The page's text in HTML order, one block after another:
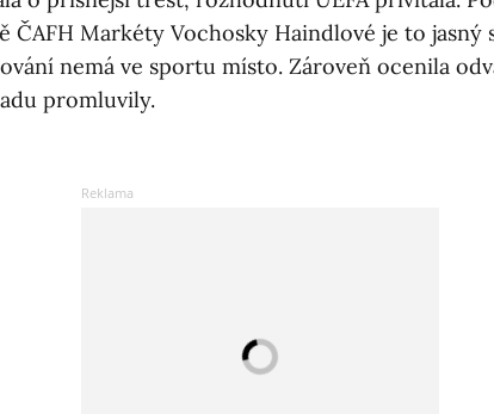
ČAFH Markéty Vochosky Haindlové je to jasný
nemá ve sportu místo. Zároveň ocenila
promluvily.